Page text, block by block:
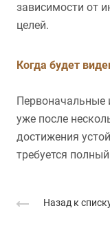
зависимости от
целей.
Когда будет
Первоначальные
уже после
достижения
требуется
Назад к